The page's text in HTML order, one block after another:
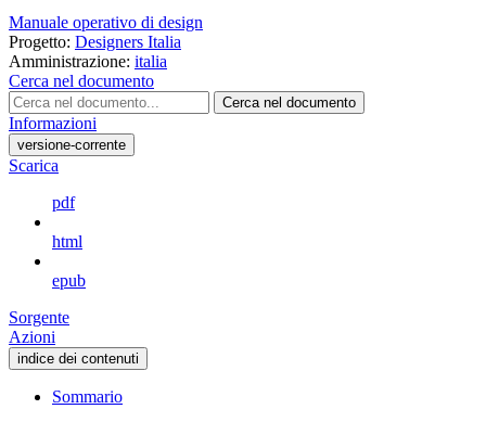
Manuale operativo di design
Progetto: Designers Italia
Amministrazione: italia
Cerca nel documento
Cerca nel documento
Informazioni
versione-corrente
Scarica
pdf
html
epub
Sorgente
Azioni
indice dei contenuti
Sommario